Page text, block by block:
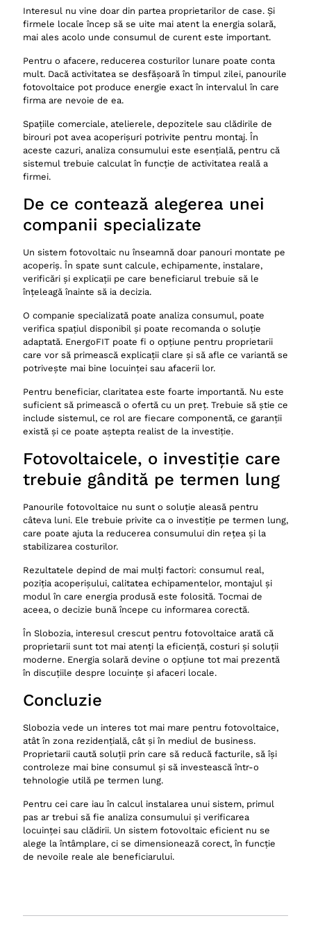
Interesul nu vine doar din partea proprietarilor de case. Și
firmele locale încep să se uite mai atent la energia solară,
mai ales acolo unde consumul de curent este important.
Pentru o afacere, reducerea costurilor lunare poate conta
mult. Dacă activitatea se desfășoară în timpul zilei, panourile
fotovoltaice pot produce energie exact în intervalul în care
firma are nevoie de ea.
Spațiile comerciale, atelierele, depozitele sau clădirile de
birouri pot avea acoperișuri potrivite pentru montaj. În
aceste cazuri, analiza consumului este esențială, pentru că
sistemul trebuie calculat în funcție de activitatea reală a
firmei.
De ce contează alegerea unei
companii specializate
Un sistem fotovoltaic nu înseamnă doar panouri montate pe
acoperiș. În spate sunt calcule, echipamente, instalare,
verificări și explicații pe care beneficiarul trebuie să le
înțeleagă înainte să ia decizia.
O companie specializată poate analiza consumul, poate
verifica spațiul disponibil și poate recomanda o soluție
adaptată. EnergoFIT poate fi o opțiune pentru proprietarii
care vor să primească explicații clare și să afle ce variantă se
potrivește mai bine locuinței sau afacerii lor.
Pentru beneficiar, claritatea este foarte importantă. Nu este
suficient să primească o ofertă cu un preț. Trebuie să știe ce
include sistemul, ce rol are fiecare componentă, ce garanții
există și ce poate aștepta realist de la investiție.
Fotovoltaicele, o investiție care
trebuie gândită pe termen lung
Panourile fotovoltaice nu sunt o soluție aleasă pentru
câteva luni. Ele trebuie privite ca o investiție pe termen lung,
care poate ajuta la reducerea consumului din rețea și la
stabilizarea costurilor.
Rezultatele depind de mai mulți factori: consumul real,
poziția acoperișului, calitatea echipamentelor, montajul și
modul în care energia produsă este folosită. Tocmai de
aceea, o decizie bună începe cu informarea corectă.
În Slobozia, interesul crescut pentru fotovoltaice arată că
proprietarii sunt tot mai atenți la eficiență, costuri și soluții
moderne. Energia solară devine o opțiune tot mai prezentă
în discuțiile despre locuințe și afaceri locale.
Concluzie
Slobozia vede un interes tot mai mare pentru fotovoltaice,
atât în zona rezidențială, cât și în mediul de business.
Proprietarii caută soluții prin care să reducă facturile, să își
controleze mai bine consumul și să investească într-o
tehnologie utilă pe termen lung.
Pentru cei care iau în calcul instalarea unui sistem, primul
pas ar trebui să fie analiza consumului și verificarea
locuinței sau clădirii. Un sistem fotovoltaic eficient nu se
alege la întâmplare, ci se dimensionează corect, în funcție
de nevoile reale ale beneficiarului.